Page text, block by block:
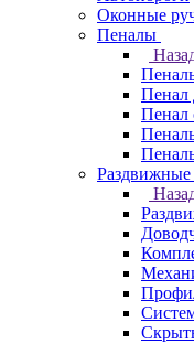
Оконные
Пеналы
Пенал
Пенал
Раздвижные